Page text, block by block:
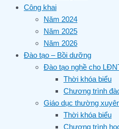
Công khai
Năm 2024
Năm 2025
Năm 2026
Đào tạo – Bồi dưỡng
Đào tạo nghề cho
Thời khóa biểu
Chương trình
Giáo dục thường
Thời khóa biểu
Chương trình